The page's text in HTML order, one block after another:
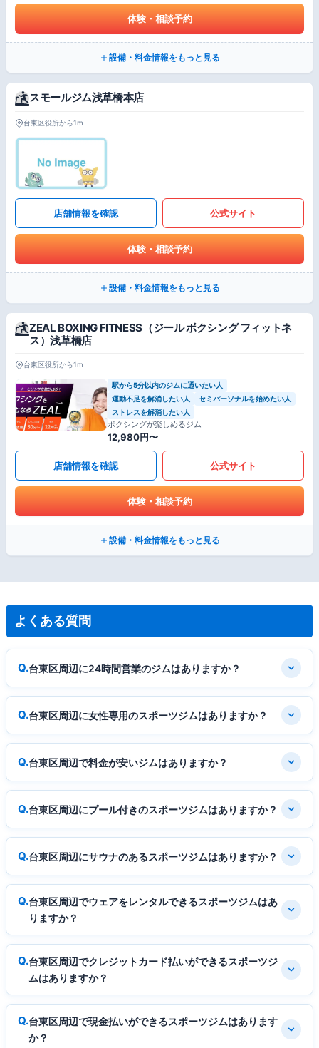
体験・相談予約
設備・料金情報をもっと見る
スモールジム浅草橋本店
台東区役所から1m
店舗情報を確認 公式サイト
体験・相談予約
設備・料金情報をもっと見る
ZEAL BOXING FITNESS（ジール ボクシング フィットネ
ス）浅草橋店
台東区役所から1m
駅から5分以内のジムに通いたい人
運動不足を解消したい人
セミパーソナルを始めたい人
ストレスを解消したい人
ボクシングが楽しめるジム
12,980円〜
店舗情報を確認 公式サイト
体験・相談予約
設備・料金情報をもっと見る
よくある質問
台東区周辺に24時間営業のジムはありますか？
台東区周辺に女性専用のスポーツジムはありますか？
台東区周辺で料金が安いジムはありますか？
台東区周辺にプール付きのスポーツジムはありますか？
台東区周辺にサウナのあるスポーツジムはありますか？
台東区周辺でウェアをレンタルできるスポーツジムはあ
りますか？
台東区周辺でクレジットカード払いができるスポーツジ
ムはありますか？
台東区周辺で現金払いができるスポーツジムはあります
か？